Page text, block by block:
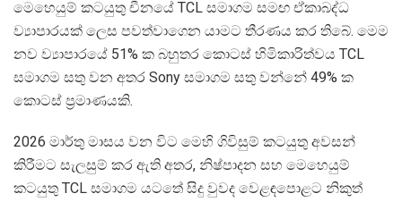
මෙහෙයුම් කටයුතු චීනයේ TCL සමාගම සමඟ ඒකාබද්ධ
ව්‍යාපාරයක් ලෙස පවත්වාගෙන යාමට තීරණය කර තිබේ. මෙම
නව ව්‍යාපාරයේ 51% ක බහුතර කොටස් හිමිකාරිත්වය TCL
සමාගම සතු වන අතර Sony සමාගම සතු වන්නේ 49% ක
කොටස් ප්‍රමාණයකි.
2026 මාර්තු මාසය වන විට මෙහි ගිවිසුම් කටයුතු අවසන්
කිරීමට සැලසුම් කර ඇති අතර, නිෂ්පාදන සහ මෙහෙයුම්
කටයුතු TCL සමාගම යටතේ සිදු වුවද වෙළඳපොළට නිකුත්